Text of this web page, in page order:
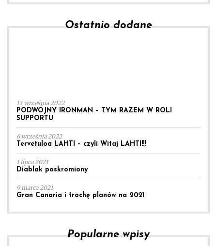
Ostatnio dodane
13 września 2022
PODWÓJNY IRONMAN – TYM RAZEM W ROLI
SUPPORTU
6 września 2022
Tervetuloa LAHTI – czyli Witaj LAHTI!!!
1 lipca 2021
Diablak poskromiony
9 marca 2021
Gran Canaria i trochę planów na 2021
Popularne wpisy